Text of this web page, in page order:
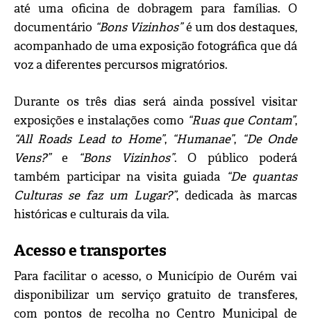
até uma oficina de dobragem para famílias. O
documentário “Bons Vizinhos”é um dos destaques,
acompanhado de uma exposição fotográfica que dá
voz a diferentes percursos migratórios.
Durante os três dias será ainda possível visitar
exposições e instalações como “Ruas que Contam”,
“All Roads Lead to Home”, “Humanae”, “De Onde
Vens?”e “Bons Vizinhos”. O público poderá
também participar na visita guiada “De quantas
Culturas se faz um Lugar?”, dedicada às marcas
históricas e culturais da vila.
Acesso e transportes
Para facilitar o acesso, o Município de Ourém vai
disponibilizar um serviço gratuito de transferes,
com pontos de recolha no Centro Municipal de